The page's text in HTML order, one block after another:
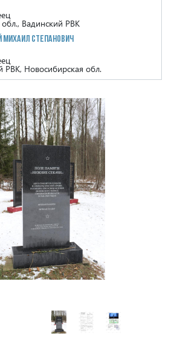
обл., Вадинский РВК
Михаил Степанович
РВК, Новосибирская обл.
обл., Каменский РВК
Петрович
обл., Ставропольский РВК
Филиппович
Михайлович
ГВК, Вологодская обл.
Иванович
Петрович